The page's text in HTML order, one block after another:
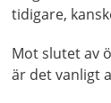
tidigare,
Mot slutet av
är det vanligt